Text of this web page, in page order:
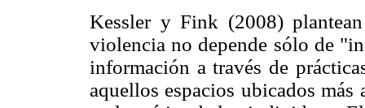
Kessler y Fink (2008)
violencia no depende sólo de
información a través de
aquellos espacios ubicados